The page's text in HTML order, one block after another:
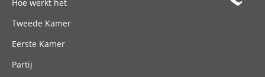
Hoe werkt het
Tweede Kamer
Eerste Kamer
Partij